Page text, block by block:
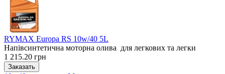
RYMAX Europa RS 10w/40 5L
Напівсинтетична моторна олива для легкових та легки
1 215.20 грн